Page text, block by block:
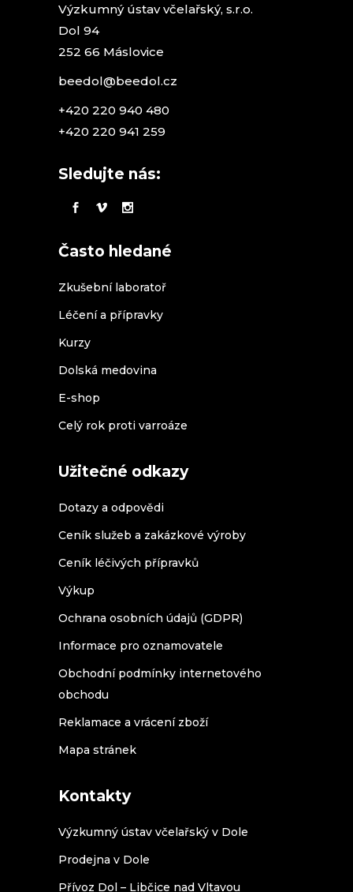
Výzkumný ústav včelařský, s.r.o.
Dol 94
252 66 Máslovice
beedol@beedol.cz
+420 220 940 480
+420 220 941 259
Sledujte nás:
Často hledané
Zkušební laboratoř
Léčení a přípravky
Kurzy
Dolská medovina
E-shop
Celý rok proti varroáze
Užitečné odkazy
Dotazy a odpovědi
Ceník služeb a zakázkové výroby
Ceník léčivých přípravků
Výkup
Ochrana osobních údajů (GDPR)
Informace pro oznamovatele
Obchodní podmínky internetového
obchodu
Reklamace a vrácení zboží
Mapa stránek
Kontakty
Výzkumný ústav včelařský v Dole
Prodejna v Dole
Přívoz Dol – Libčice nad Vltavou